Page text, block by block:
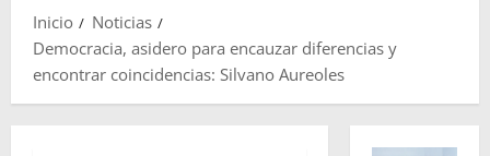
Inicio
Noticias
Democracia, asidero para encauzar diferencias y
encontrar coincidencias: Silvano Aureoles